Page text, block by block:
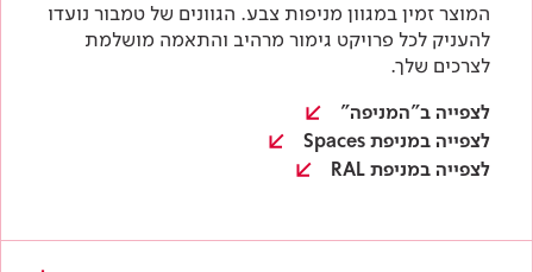
המוצר זמין במגוון מניפות צבע. הגוונים של טמבור נועדו
להעניק לכל פרויקט גימור מרהיב והתאמה מושלמת
לצרכים שלך.
לצפייה ב"המניפה"
לצפייה במניפת Spaces
לצפייה במניפת RAL